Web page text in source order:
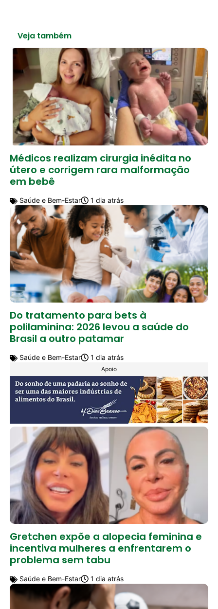
Veja também
Médicos realizam cirurgia inédita no
útero e corrigem rara malformação
em bebê
Saúde e Bem-Estar 1 dia atrás
Do tratamento para bets à
polilaminina: 2026 levou a saúde do
Brasil a outro patamar
Saúde e Bem-Estar 1 dia atrás
Apoio
Gretchen expõe a alopecia feminina e
incentiva mulheres a enfrentarem o
problema sem tabu
Saúde e Bem-Estar 1 dia atrás